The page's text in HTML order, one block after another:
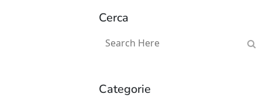
Cerca
Categorie